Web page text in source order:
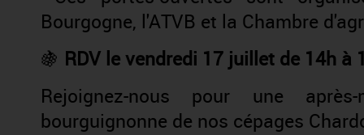
Bourgogne, l'ATVB et la Chambre
🍇 RDV le vendredi 17 juillet de 14h à
Rejoignez-nous pour une
bourguignonne de nos cépages